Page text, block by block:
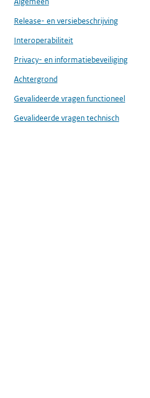
Release- en versiebeschrijving
Interoperabiliteit
Privacy- en informatiebeveiliging
Achtergrond
Gevalideerde vragen functioneel
Gevalideerde vragen technisch